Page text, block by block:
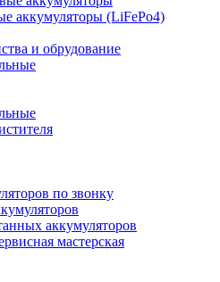
аккумуляторы (LiFePo4)
и обрудование
по звонку
аккумуляторов
мастерская